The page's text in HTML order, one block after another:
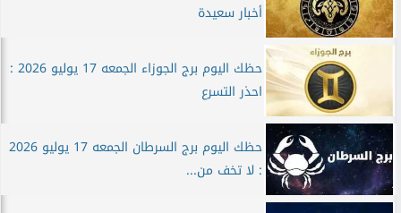
أخبار سعيدة
حظك اليوم برج الجوزاء الجمعه 17 يوليو 2026 :
احذر التسرع
حظك اليوم برج السرطان الجمعه 17 يوليو 2026
: لا تخف من...